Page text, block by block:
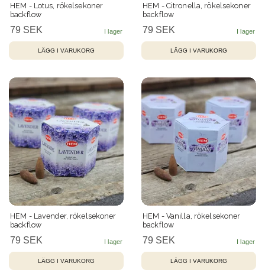
HEM - Lotus, rökelsekoner
backflow
79 SEK
HEM - Citronella, rökelsekoner
backflow
79 SEK
HEM - Lavender, rökelsekoner
backflow
79 SEK
HEM - Vanilla, rökelsekoner
backflow
79 SEK